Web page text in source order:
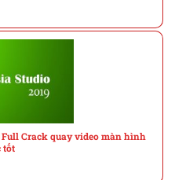
Full Crack quay video màn hình
tốt